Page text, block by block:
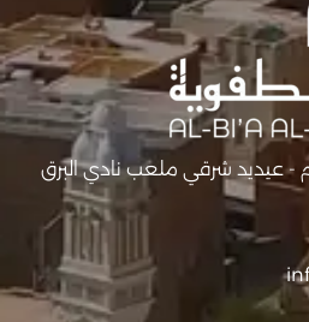
- عيديد شرقي ملعب نادي البرق